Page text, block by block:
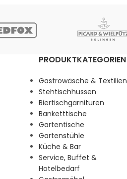
PRODUKTKATEGORIEN
Gastrowäsche & Textilien
Stehtischhussen
Biertischgarnituren
Banketttische
Gartentische
Gartenstühle
Küche & Bar
Service, Buffet &
Hotelbedarf